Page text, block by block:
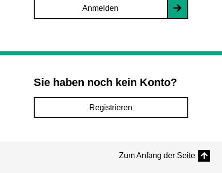
Anmelden
Sie haben noch kein Konto?
Registrieren
Zum Anfang der Seite